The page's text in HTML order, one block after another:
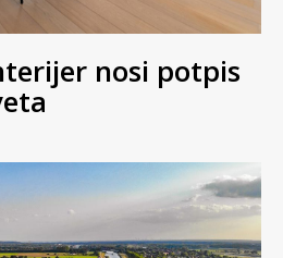
nosi potpis